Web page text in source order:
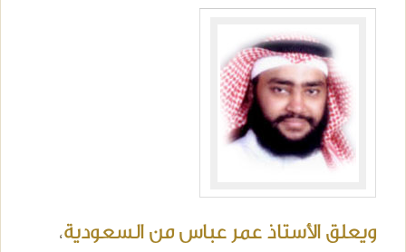
ويعلق الأستاذ عمر عباس من السعودية،